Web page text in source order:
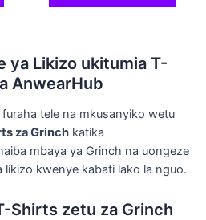
ya Likizo ukitumia T-
AnwearHub
tele na mkusanyiko wetu
za Grinch katika
mbaya ya Grinch na uongeze
kwenye kabati lako la nguo.
Shirts zetu za Grinch